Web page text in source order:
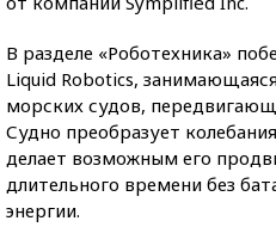
В разделе «Роботехника»
Liquid Robotics,
морских судов,
Судно преобразует
делает возможным его
длительного времени без
энергии.